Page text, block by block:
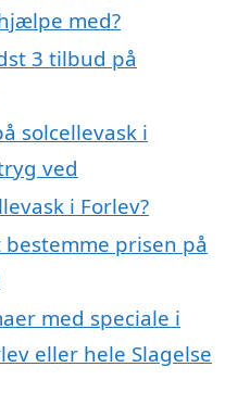
med?
3 tilbud på
solcellevask i
ved
i Forlev?
prisen på
med speciale i
eller hele Slagelse